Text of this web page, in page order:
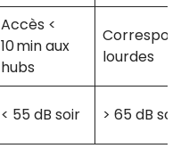
Accès <
10 min aux
hubs
lourdes
< 55 dB soir > 65 dB soir